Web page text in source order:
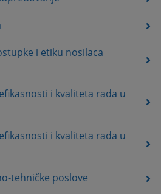
i etiku nosilaca
i kvaliteta rada u
i kvaliteta rada u
tehničke poslove